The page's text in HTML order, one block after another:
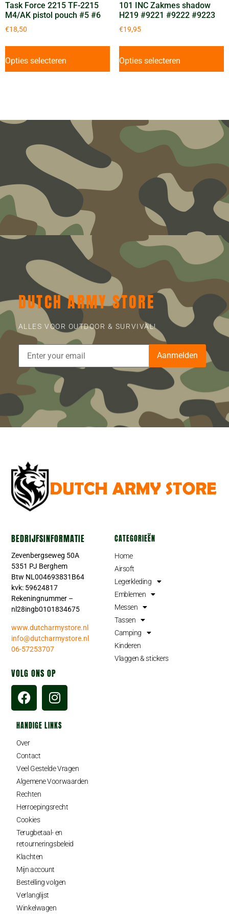
Task Force 2215 TF-2215
M4/AK pistol pouch #5 #6
€18,50
Opties selecteren
101 INC Zakmes shadow
H219 #9221 #9222 #9223
€19,95
Opties selecteren
DUTCH ARMY STORE
ALLES VOOR OUTDOOR & SURVIVAL!
Aanmelden
BEDRIJFSINFORMATIE
Zevenbergseweg 50A
5351 PJ Berghem
Btw NL004693831B64
kvk: 59624817
Rekeningnummer –
nl28ingb0101834675
www.dutcharmystore.nl
info@dutcharmystore.nl
06-57253707
VOLG ONS OP
CATEGORIEËN
Home
Airsoft
Legerkleding
Emblemen
Messen
Tassen
Camping
Kinderen
Vlaggen & stickers
HANDIGE LINKS
Over
Contact
Veel Gestelde Vragen
Algemene Voorwaarden
Rechten
Herroepingsrecht
Cookies
Terugbetaal- en
retourneringsbeleid
Klachten
Mijn account
Bestelling volgen
Verlanglijst
Winkelwagen